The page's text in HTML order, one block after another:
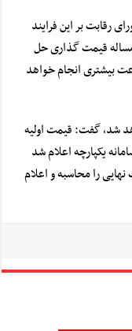
رقابت بر این فرایند
قیمت گذاری حل
بیشتری انجام خواهد
شد، گفت: قیمت اولیه
سامانه یکپارچه اعلام شد
را محاسبه و اعلام